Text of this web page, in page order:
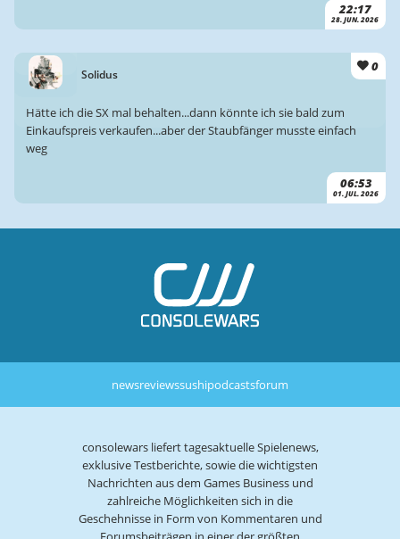
22:17
28. JUN. 2026
Solidus
0
06:53
01. JUL. 2026
Hätte ich die SX mal behalten...dann könnte ich sie bald zum
Einkaufspreis verkaufen...aber der Staubfänger musste einfach
weg
newsreviewssushipodcastsforum
consolewars liefert tagesaktuelle Spielenews,
exklusive Testberichte, sowie die wichtigsten
Nachrichten aus dem Games Business und
zahlreiche Möglichkeiten sich in die
Geschehnisse in Form von Kommentaren und